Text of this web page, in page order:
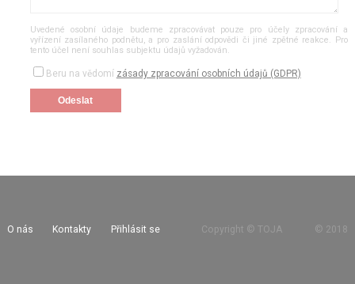
Uvedené osobní údaje budeme zpracovávat pouze pro účely zpracování a
vyřízení zasílaného podnětu, a pro zaslání odpovědi či jiné zpětné reakce. Pro
tento účel není souhlas subjektu údajů vyžadován.
Beru na vědomí zásady zpracování osobních údajů (GDPR)
O nás Kontakty Přihlásit se Copyright © TOJA © 2018